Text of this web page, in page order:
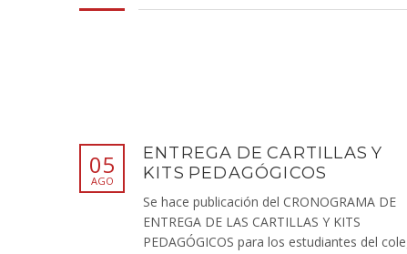
05
AGO
ENTREGA DE CARTILLAS Y
KITS PEDAGÓGICOS
Se hace publicación del CRONOGRAMA DE
ENTREGA DE LAS CARTILLAS Y KITS
PEDAGÓGICOS para los estudiantes del